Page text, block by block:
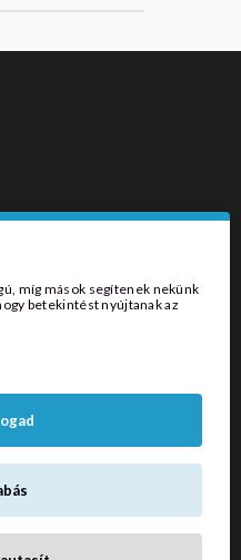
míg mások segítenek nekünk
betekintést nyújtanak az